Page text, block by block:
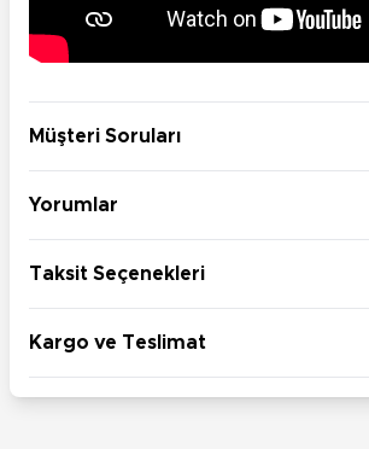
Müşteri Soruları
Yorumlar
Taksit Seçenekleri
Kargo ve Teslimat